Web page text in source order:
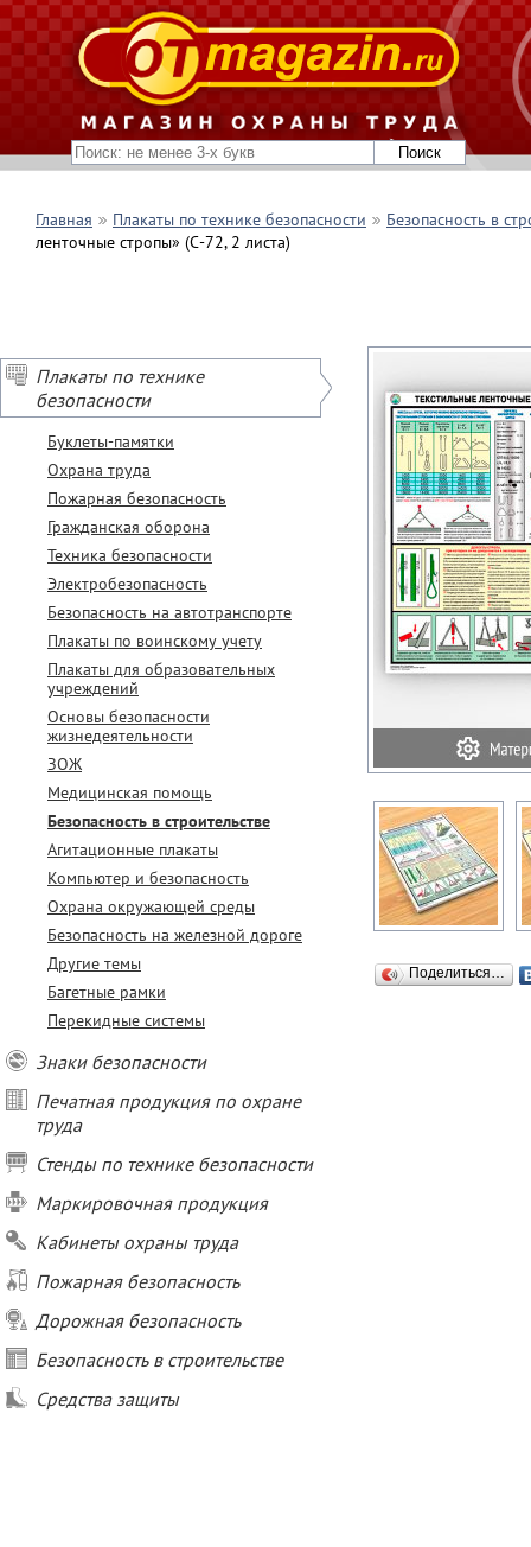
Главная Плакаты по технике безопасности
Безопасность в
ленточные стропы» (С-72, 2 листа)
Плакаты по технике
безопасности
Буклеты-памятки
Охрана труда
Пожарная безопасность
Гражданская оборона
Техника безопасности
Электробезопасность
Безопасность на автотранспорте
Плакаты по воинскому учету
Плакаты для образовательных
учреждений
Основы безопасности
жизнедеятельности
ЗОЖ
Медицинская помощь
Безопасность в строительстве
Агитационные плакаты
Компьютер и безопасность
Охрана окружающей среды
Безопасность на железной дороге
Другие темы
Багетные рамки
Перекидные системы
Знаки безопасности
Печатная продукция по охране
труда
Стенды по технике безопасности
Маркировочная продукция
Кабинеты охраны труда
Пожарная безопасность
Дорожная безопасность
Безопасность в строительстве
Средства защиты
Поделиться…